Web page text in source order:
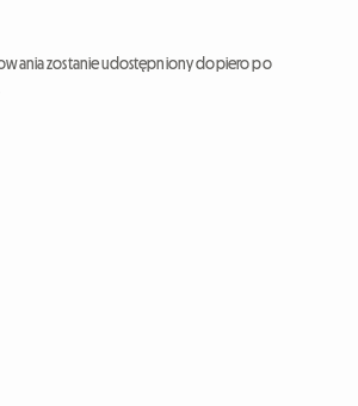
zostanie udostępniony dopiero po